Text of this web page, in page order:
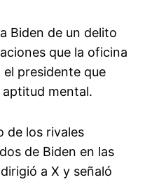
Biden de un delito
que la oficina
presidente que
mental.
de los rivales
de Biden en las
a X y señaló